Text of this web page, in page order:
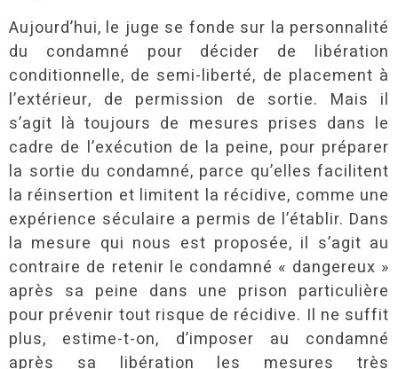
Aujourd’hui, le juge se fonde sur la personnalité
du condamné pour décider de libération
conditionnelle, de semi-liberté, de placement à
l’extérieur, de permission de sortie. Mais il
s’agit là toujours de mesures prises dans le
cadre de l’exécution de la peine, pour préparer
la sortie du condamné, parce qu’elles facilitent
la réinsertion et limitent la récidive, comme une
expérience séculaire a permis de l’établir. Dans
la mesure qui nous est proposée, il s’agit au
contraire de retenir le condamné « dangereux »
après sa peine dans une prison particulière
pour prévenir tout risque de récidive. Il ne suffit
plus, estime-t-on, d’imposer au condamné
après sa libération les mesures très